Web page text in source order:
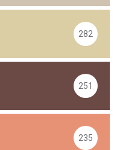
282
251
235